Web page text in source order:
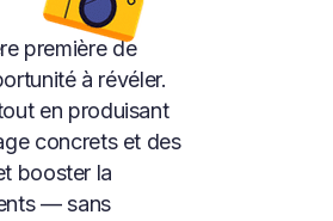
première de
à révéler.
en produisant
concrets et des
booster la
— sans